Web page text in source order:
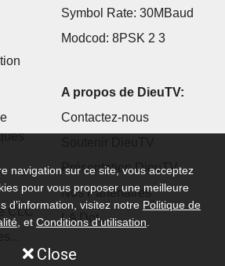
Symbol Rate: 30MBaud
Modcod: 8PSK 2 3
CLC
A propos de DieuTV:
Contactez-nous
Présentation DieuTV
Nos Partenaires
LA Dot...
navigation sur ce site, vous acceptez
pour vous proposer une meilleure
d’information, visitez notre Politique de
, et Conditions d'utilisation